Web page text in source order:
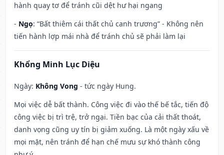
hành quay tơ để tránh cũi dệt hư hại ngang
- Ngọ: “Bất thiêm cái thất chủ canh trương” - Không nên
tiến hành lợp mái nhà để tránh chủ sẽ phải làm lại
Khổng Minh Lục Diệu
Ngày: Không Vong - tức ngày Hung.
Mọi việc dễ bất thành. Công việc đi vào thế bế tắc, tiến độ
công việc bị trì trệ, trở ngại. Tiền bạc của cải thất thoát,
danh vọng cũng uy tín bị giảm xuống. Là một ngày xấu về
mọi mặt, nên tránh để hạn chế mưu sự khó thành công